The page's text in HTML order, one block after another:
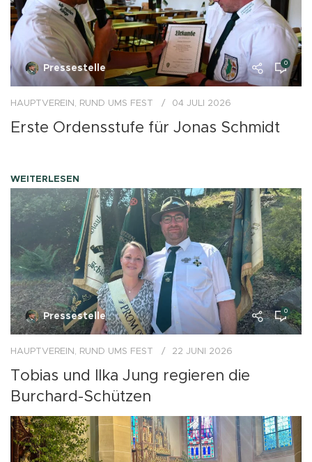
Pressestelle
0
HAUPTVEREIN , RUND UMS FEST 04 JULI 2026
Erste Ordensstufe für Jonas Schmidt
WEITERLESEN
Pressestelle
0
HAUPTVEREIN , RUND UMS FEST 22 JUNI 2026
Tobias und Ilka Jung regieren die
Burchard-Schützen